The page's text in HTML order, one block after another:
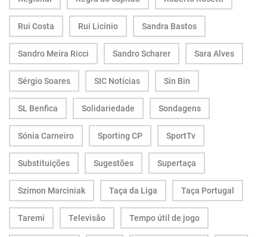
Rui Costa Rui Licínio Sandra Bastos
Sandro Meira Ricci Sandro Scharer Sara Alves
Sérgio Soares SIC Notícias Sin Bin
SL Benfica Solidariedade Sondagens
Sónia Carneiro Sporting CP SportTv
Substituições Sugestões Supertaça
Szimon Marciniak Taça da Liga Taça Portugal
Taremi Televisão Tempo útil de jogo